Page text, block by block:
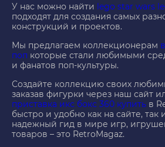
У нас можно найти lego star wars
подходят для создания самых
конструкций и проектов.
Мы предлагаем коллекционерам
поп которые стали любимыми
и фанатов поп-культуры.
Создайте коллекцию своих
заказав фигурки через наш сайт
приставка икс бокс 360 купить в
быстро и удобно как на сайте,
надежный гид в мире игр,
товаров – это RetroMagaz.